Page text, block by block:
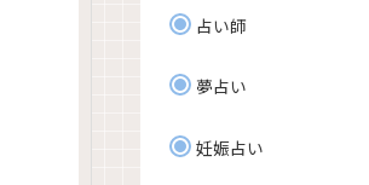
占い師
夢占い
妊娠占い